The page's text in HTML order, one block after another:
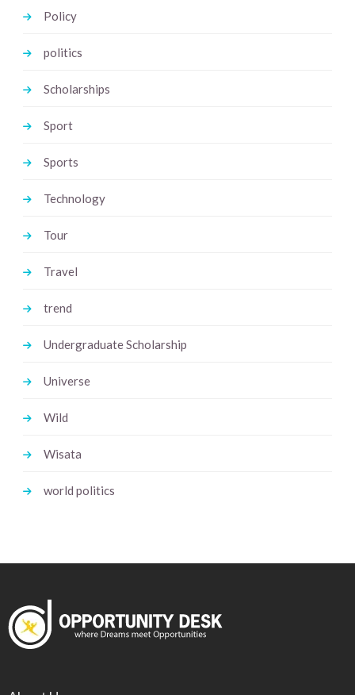
Policy
politics
Scholarships
Sport
Sports
Technology
Tour
Travel
trend
Undergraduate Scholarship
Universe
Wild
Wisata
world politics